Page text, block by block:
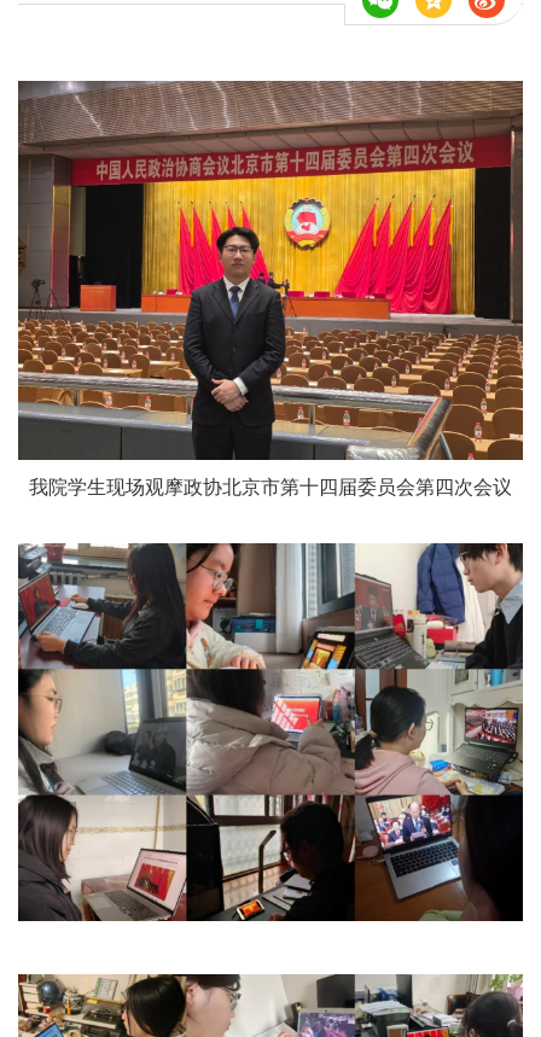
我院学生现场观摩政协北京市第十四届委员会第四次会议